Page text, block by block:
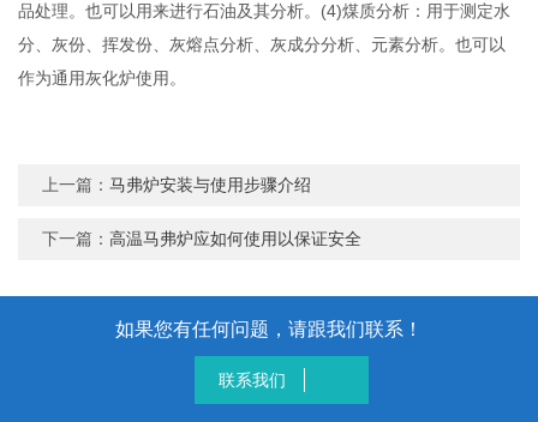
品处理。也可以用来进行石油及其分析。(4)煤质分析：用于测定水
分、灰份、挥发份、灰熔点分析、灰成分分析、元素分析。也可以
作为通用灰化炉使用。
上一篇：马弗炉安装与使用步骤介绍
下一篇：高温马弗炉应如何使用以保证安全
如果您有任何问题，请跟我们联系！
联系我们